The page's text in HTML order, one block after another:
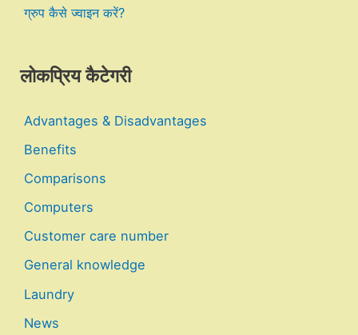
ग्रुप कैसे ज्वाइन करें?
लोकप्रिय कैटेगरी
Advantages & Disadvantages
Benefits
Comparisons
Computers
Customer care number
General knowledge
Laundry
News